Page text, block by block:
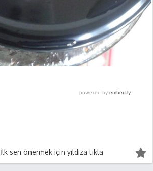
-1
İlk sen önermek için yıldıza tıkla